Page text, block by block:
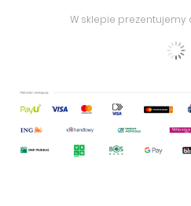
W sklepie prezentujemy